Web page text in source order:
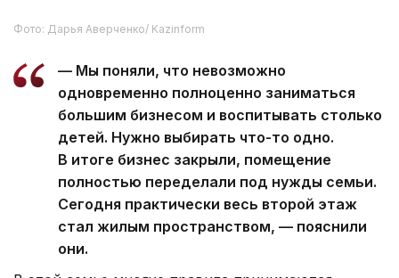
Фото: Дарья Аверченко/ Kazinform
— Мы поняли, что невозможно
одновременно полноценно заниматься
большим бизнесом и воспитывать столько
детей. Нужно выбирать что-то одно.
В итоге бизнес закрыли, помещение
полностью переделали под нужды семьи.
Сегодня практически весь второй этаж
стал жилым пространством, — пояснили
они.